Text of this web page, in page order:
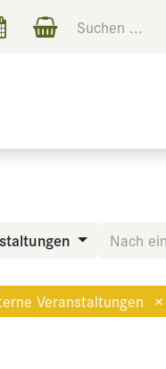
Veranstaltungen ×